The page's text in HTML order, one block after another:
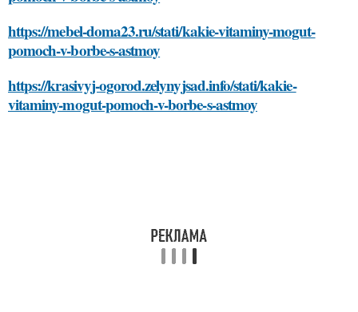
https://mebel-doma23.ru/stati/kakie-vitaminy-mogut-
pomoch-v-borbe-s-astmoy
https://krasivyj-ogorod.zelynyjsad.info/stati/kakie-
vitaminy-mogut-pomoch-v-borbe-s-astmoy